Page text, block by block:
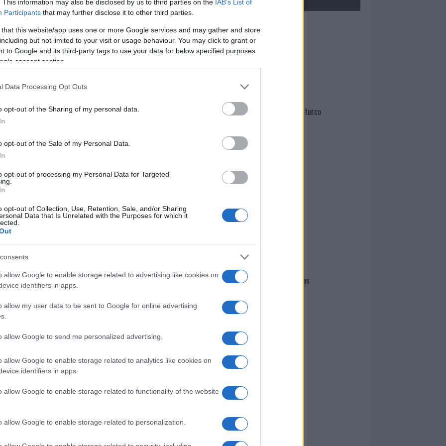
This information may also be disclosed by us to third parties on the IAB’s List of
Participants that may further disclose it to other third parties.
that this website/app uses one or more Google services and may gather and store
but not limited to your visit or usage behaviour. You may click to grant or
to Google and its third-party tags to use your data for below specified purposes
consent section.
Data Processing Opt Outs
opt-out of the Sharing of my personal data.
opt-out of the Sale of my Personal Data.
opt-out of processing my Personal Data for Targeted
opt-out of Collection, Use, Retention, Sale, and/or Sharing
Data that Is Unrelated with the Purposes for which it
allow Google to enable storage related to advertising like cookies on
identifiers in apps.
allow my user data to be sent to Google for online advertising
allow Google to send me personalized advertising.
allow Google to enable storage related to analytics like cookies on
identifiers in apps.
allow Google to enable storage related to functionality of the website
allow Google to enable storage related to personalization.
produrre
gli adesivi come parte del vostro
e facili da produrre. Infatti, è facile
che li stampano a un prezzo molto
modelli online che potete utilizzare per
minuti senza alcuna esperienza di
ovunque: su auto, computer
è che
che potete far conoscere il vostro
modi diversi. Ad esempio, potete applicare
telefoni e altri dispositivi. Potete anche
collocarli nelle vetrine dei negozi.
per adattarsi al vostro branding
adesive
potete usarli per creare una c
davvero. È possibile scegliere tra una
diversi e adesivi ecologici per creare
Mario Malu
Paolo Pinna
Martina Agostina Diturco
Giovannimaria Cabras